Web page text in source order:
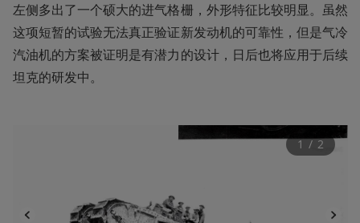
左侧多出了一个硕大的进气格栅，外形特征比较明显。虽然
这项短暂的试验无法真正验证新发动机的可靠性，但是气冷
汽油机的方案被证明是有潜力的设计，日后也将应用于后续
坦克的研发中。
1 / 2